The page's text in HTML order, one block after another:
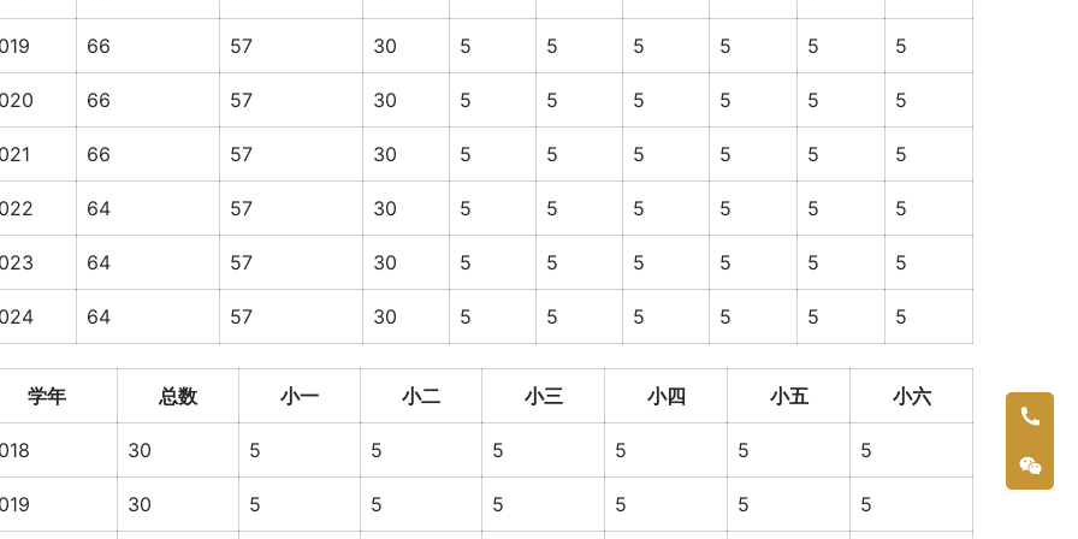
66 57 30 5 5 5 5 5 5
66 57 30 5 5 5 5 5 5
66 57 30 5 5 5 5 5 5
64 57 30 5 5 5 5 5 5
64 57 30 5 5 5 5 5 5
64 57 30 5 5 5 5 5 5
学年 总数 小一 小二 小三 小四 小五 小六
30 5 5 5 5 5 5
30 5 5 5 5 5 5